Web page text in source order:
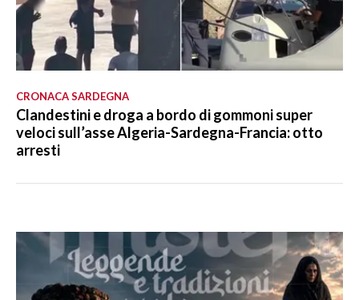
CRONACA SARDEGNA
Clandestini e droga a bordo di gommoni super
veloci sull’asse Algeria-Sardegna-Francia: otto
arresti